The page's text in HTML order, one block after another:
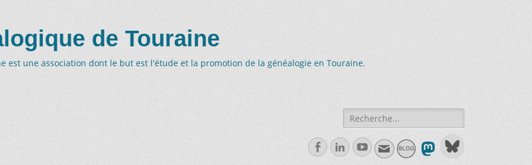
de Touraine
est une association dont le but est l'étude et la promotion de la généalogie en Touraine.
Recherche
de:
FacebookLinkedlnYoutube